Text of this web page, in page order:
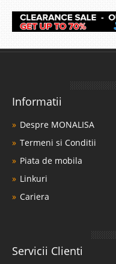
Informatii
Despre MONALISA
Termeni si Conditii
Piata de mobila
Linkuri
Cariera
Servicii Clienti